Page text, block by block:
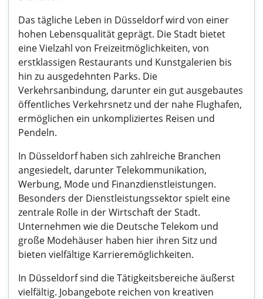
Das tägliche Leben in Düsseldorf wird von einer
hohen Lebensqualität geprägt. Die Stadt bietet
eine Vielzahl von Freizeitmöglichkeiten, von
erstklassigen Restaurants und Kunstgalerien bis
hin zu ausgedehnten Parks. Die
Verkehrsanbindung, darunter ein gut ausgebautes
öffentliches Verkehrsnetz und der nahe Flughafen,
ermöglichen ein unkompliziertes Reisen und
Pendeln.
In Düsseldorf haben sich zahlreiche Branchen
angesiedelt, darunter Telekommunikation,
Werbung, Mode und Finanzdienstleistungen.
Besonders der Dienstleistungssektor spielt eine
zentrale Rolle in der Wirtschaft der Stadt.
Unternehmen wie die Deutsche Telekom und
große Modehäuser haben hier ihren Sitz und
bieten vielfältige Karrieremöglichkeiten.
In Düsseldorf sind die Tätigkeitsbereiche äußerst
vielfältig. Jobangebote reichen von kreativen